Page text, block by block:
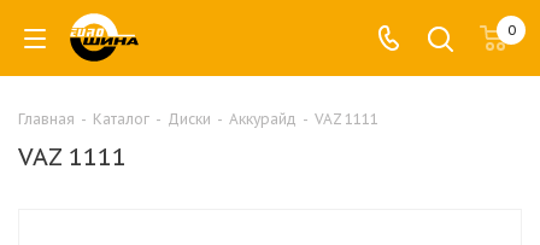
0
Главная - Каталог - Диски - Аккурайд - VAZ 1111
VAZ 1111